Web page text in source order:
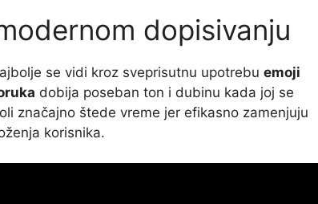
dopisivanju
se vidi kroz sveprisutnu upotrebu emoji
dobija poseban ton i dubinu kada joj se
značajno štede vreme jer efikasno zamenjuju
korisnika.